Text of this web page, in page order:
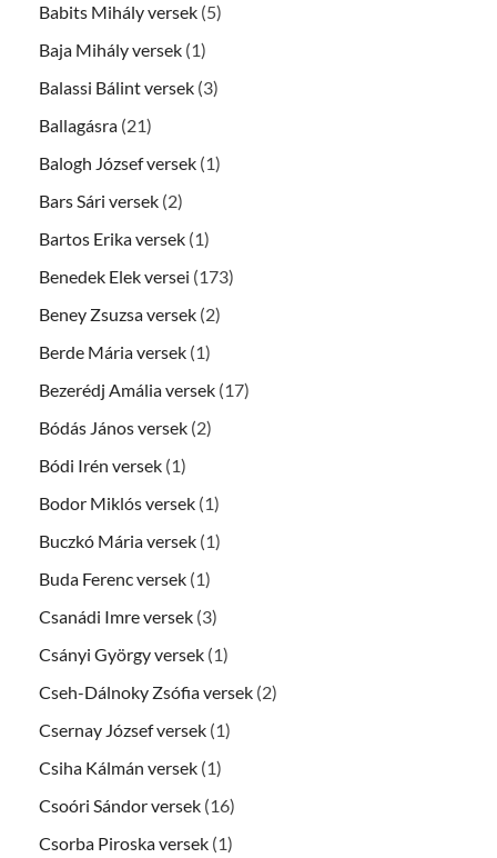
Babits Mihály versek (5)
Baja Mihály versek (1)
Balassi Bálint versek (3)
Ballagásra (21)
Balogh József versek (1)
Bars Sári versek (2)
Bartos Erika versek (1)
Benedek Elek versei (173)
Beney Zsuzsa versek (2)
Berde Mária versek (1)
Bezerédj Amália versek (17)
Bódás János versek (2)
Bódi Irén versek (1)
Bodor Miklós versek (1)
Buczkó Mária versek (1)
Buda Ferenc versek (1)
Csanádi Imre versek (3)
Csányi György versek (1)
Cseh-Dálnoky Zsófia versek (2)
Csernay József versek (1)
Csiha Kálmán versek (1)
Csoóri Sándor versek (16)
Csorba Piroska versek (1)